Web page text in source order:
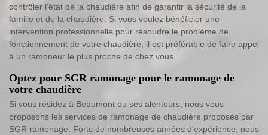
contrôler l’état de la chaudière afin de garantir la sécurité de la
famille et de la chaudière. Si vous voulez bénéficier une
intervention professionnelle pour résoudre le problème de
fonctionnement de votre chaudière, il est préférable de faire appel
à un ramoneur le plus proche de chez vous.
Optez pour SGR ramonage pour le ramonage de
votre chaudière
Si vous résidez à Beaumont ou ses alentours, nous vous
proposons les services de ramonage de chaudière proposés par
SGR ramonage. Forts de nombreuses années d'expérience, nous